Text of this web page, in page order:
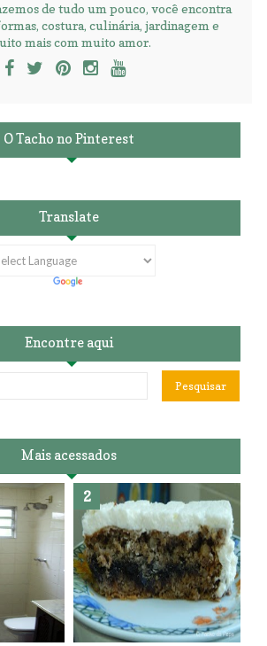
de tudo um pouco, você encontra
costura, culinária, jardinagem e
mais com muito amor.
O Tacho no Pinterest
Translate
Encontre aqui
Mais acessados